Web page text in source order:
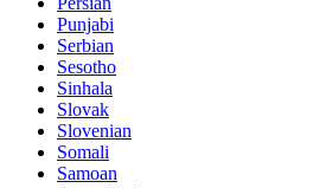
Punjabi
Serbian
Sesotho
Sinhala
Slovak
Slovenian
Somali
Samoan